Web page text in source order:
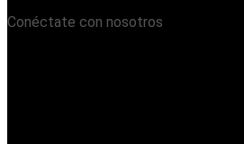
Conéctate con nosotros